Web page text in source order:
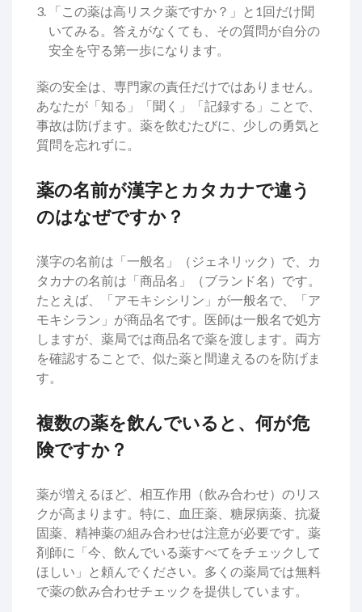
「この薬は高リスク薬ですか？」と1回だけ聞
いてみる。答えがなくても、その質問が自分の
安全を守る第一歩になります。
薬の安全は、専門家の責任だけではありません。
あなたが「知る」「聞く」「記録する」ことで、
事故は防げます。薬を飲むたびに、少しの勇気と
質問を忘れずに。
薬の名前が漢字とカタカナで違う
のはなぜですか？
漢字の名前は「一般名」（ジェネリック）で、カ
タカナの名前は「商品名」（ブランド名）です。
たとえば、「アモキシシリン」が一般名で、「ア
モキシラン」が商品名です。医師は一般名で処方
しますが、薬局では商品名で薬を渡します。両方
を確認することで、似た薬と間違えるのを防げま
す。
複数の薬を飲んでいると、何が危
険ですか？
薬が増えるほど、相互作用（飲み合わせ）のリス
クが高まります。特に、血圧薬、糖尿病薬、抗凝
固薬、精神薬の組み合わせは注意が必要です。薬
剤師に「今、飲んでいる薬すべてをチェックして
ほしい」と頼んでください。多くの薬局では無料
で薬の飲み合わせチェックを提供しています。